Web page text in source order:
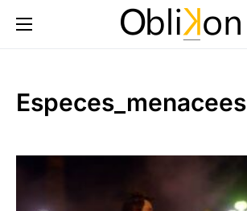
Especes_menacees